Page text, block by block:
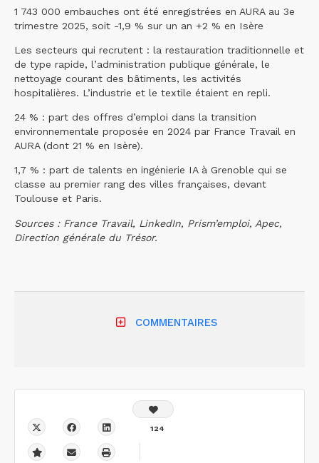
1 743 000 embauches ont été enregistrées en AURA au 3e
trimestre 2025, soit -1,9 % sur un an +2 % en Isère
Les secteurs qui recrutent : la restauration traditionnelle et
de type rapide, l’administration publique générale, le
nettoyage courant des bâtiments, les activités
hospitalières. L’industrie et le textile étaient en repli.
24 % : part des offres d’emploi dans la transition
environnementale proposée en 2024 par France Travail en
AURA (dont 21 % en Isère).
1,7 % : part de talents en ingénierie IA à Grenoble qui se
classe au premier rang des villes françaises, devant
Toulouse et Paris.
Sources : France Travail, LinkedIn, Prism’emploi, Apec,
Direction générale du Trésor.
COMMENTAIRES
124